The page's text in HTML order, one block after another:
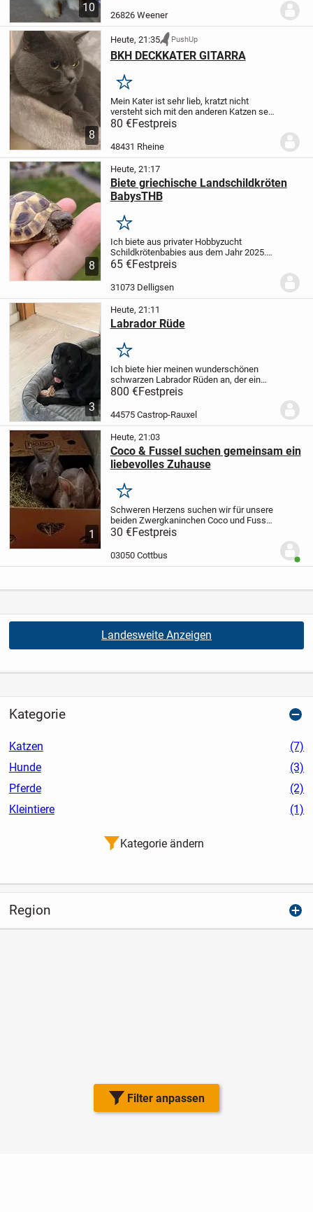
Filter anpassen
10
Vater sind beide reinrassige Spitz
26826 Weener
8
Heute, 21:35 PushUp
BKH DECKKATER GITARRA
Merken
Mein Kater ist sehr lieb, kratzt nicht
versteht sich mit den anderen Katzen sehr
gut. Sie können ihre Katze zu uns bringen.
Ihre Katze bleibt 4-5 Tagen bei uns, falls
es bei der ersten Deckung nicht...
80 €Festpreis
48431 Rheine
8
Heute, 21:17
Biete griechische Landschildkröten
BabysTHB
Merken
Ich biete aus privater Hobbyzucht
Schildkrötenbabies aus dem Jahr 2025.
Die Schildis haben schon eine
Winterstarre hinter sich, sind gut
gewachsen, sehr aktiv und handzahm.
Die Tiere sind...
65 €Festpreis
31073 Delligsen
3
Heute, 21:11
Labrador Rüde
Merken
Ich biete hier meinen wunderschönen
schwarzen Labrador Rüden an, der ein
neues, liebevolles Zuhause sucht. Er ist
ein treuer Begleiter und sehr verspielt. Ein
echtes Familienmitglied, das viel Freude...
800 €Festpreis
44575 Castrop-Rauxel
1
Heute, 21:03
Coco & Fussel suchen gemeinsam ein
liebevolles Zuhause
Merken
Schweren Herzens suchen wir für unsere
beiden Zwergkaninchen Coco und Fussel
gemeinsam ein liebevolles Zuhause.
Coco ist eine grau-braune Häsin.
ist eine grau-silberne Häsin.
30 €Festpreis
03050 Cottbus
Landesweite Anzeigen
Kategorie
Katzen
(7)
Hunde
(3)
Pferde
(2)
Kleintiere
(1)
Kategorie ändern
Region